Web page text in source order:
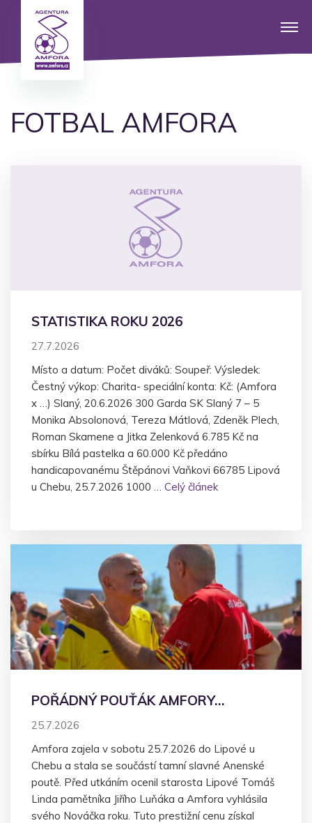
FOTBAL AMFORA
STATISTIKA ROKU 2026
27.7.2026
Místo a datum: Počet diváků: Soupeř: Výsledek:
Čestný výkop: Charita- speciální konta: Kč: (Amfora
x …) Slaný, 20.6.2026 300 Garda SK Slaný 7 – 5
Monika Absolonová, Tereza Mátlová, Zdeněk Plech,
Roman Skamene a Jitka Zelenková 6.785 Kč na
sbírku Bílá pastelka a 60.000 Kč předáno
handicapovanému Štěpánovi Vaňkovi 66785 Lipová
u Chebu, 25.7.2026 1000 … Celý článek
POŘÁDNÝ POUŤÁK AMFORY…
25.7.2026
Amfora zajela v sobotu 25.7.2026 do Lipové u
Chebu a stala se součástí tamní slavné Anenské
poutě. Před utkáním ocenil starosta Lipové Tomáš
Linda pamětníka Jiřího Luňáka a Amfora vyhlásila
svého Nováčka roku. Tuto prestižní cenu získal